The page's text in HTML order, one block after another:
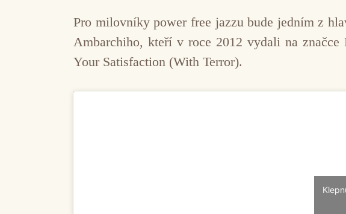
Pro milovníky power free jazzu bude jedním z
Ambarchiho, kteří v roce 2012 vydali na
Your Satisfaction (With Terror).